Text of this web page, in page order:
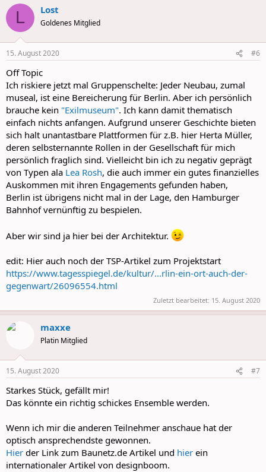
c
i
s
L Lost
Goldenes Mitglied
15. August 2020 #6
Off Topic
Ich riskiere jetzt mal Gruppenschelte: Jeder Neubau, zumal
museal, ist eine Bereicherung für Berlin. Aber ich persönlich
brauche kein "Exilmuseum". Ich kann damit thematisch
einfach nichts anfangen. Aufgrund unserer Geschichte bieten
sich halt unantastbare Plattformen für z.B. hier Herta Müller,
deren selbsternannte Rollen in der Gesellschaft für mich
persönlich fraglich sind. Vielleicht bin ich zu negativ geprägt
von Typen ala Lea Rosh, die auch immer ein gutes finanzielles
Auskommen mit ihren Engagements gefunden haben,
Berlin ist übrigens nicht mal in der Lage, den Hamburger
Bahnhof vernünftig zu bespielen.
Aber wir sind ja hier bei der Architektur.
edit: Hier auch noch der TSP-Artikel zum Projektstart
https://www.tagesspiegel.de/kultur/...rlin-ein-ort-auch-der-
gegenwart/26096554.html
Zuletzt bearbeitet: 15. August 2020
maxxe
Platin Mitglied
15. August 2020 #7
Starkes Stück, gefällt mir!
Das könnte ein richtig schickes Ensemble werden.
Wenn ich mir die anderen Teilnehmer anschaue hat der
optisch ansprechendste gewonnen.
Hier der Link zum Baunetz.de Artikel und hier ein
internationaler Artikel von designboom.